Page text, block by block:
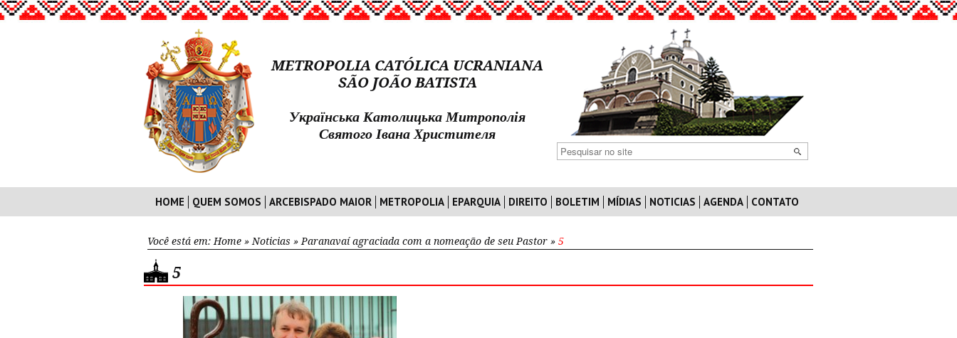
METROPOLIA CATÓLICA UCRANIANA
SÃO JOÃO BATISTA
Українська Католицька Митрополія
Святого Івана Христителя
HOME QUEM SOMOS ARCEBISPADO MAIOR METROPOLIA EPARQUIA DIREITO BOLETIM MÍDIAS NOTICIAS AGENDA CONTATO
Você está em: Home » Noticias » Paranavaí agraciada com a nomeação de seu Pastor » 5
5